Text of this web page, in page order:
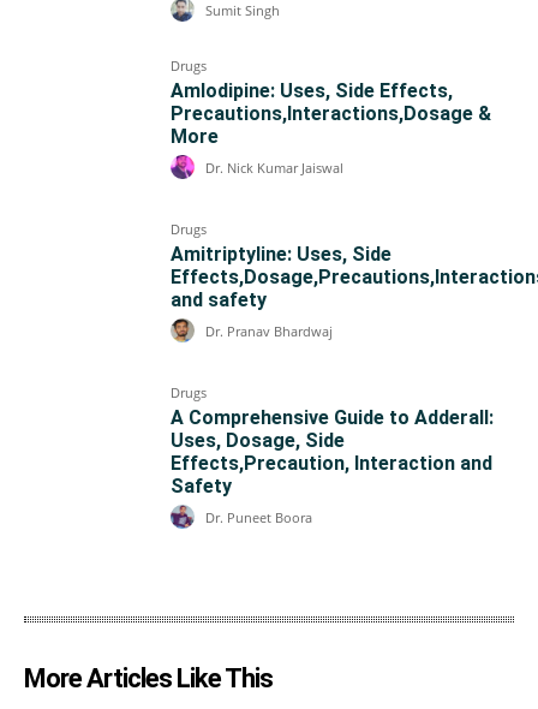
Sumit Singh
Drugs
Amlodipine: Uses, Side Effects,
Precautions,Interactions,Dosage &
More
Dr. Nick Kumar Jaiswal
Drugs
Amitriptyline: Uses, Side
and safety
Dr. Pranav Bhardwaj
Drugs
A Comprehensive Guide to Adderall:
Uses, Dosage, Side
Effects,Precaution, Interaction and
Safety
Dr. Puneet Boora
More Articles Like This